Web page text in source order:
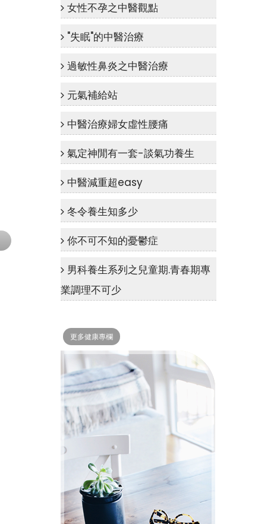
女性不孕之中醫觀點
"失眠"的中醫治療
過敏性鼻炎之中醫治療
元氣補給站
中醫治療婦女虛性腰痛
氣定神閒有一套-談氣功養生
中醫減重超easy
冬令養生知多少
你不可不知的憂鬱症
男科養生系列之兒童期.青春期專
業調理不可少
更多健康專欄